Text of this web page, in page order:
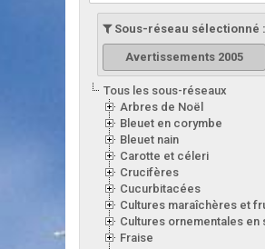
Sous-réseau sélectionné :
Avertissements 2005
Tous les sous-réseaux
Arbres de Noël
Bleuet en corymbe
Bleuet nain
Carotte et céleri
Crucifères
Cucurbitacées
Cultures maraîchères et
Cultures ornementales en
Fraise